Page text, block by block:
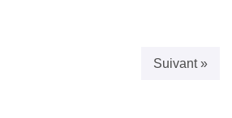
Suivant »